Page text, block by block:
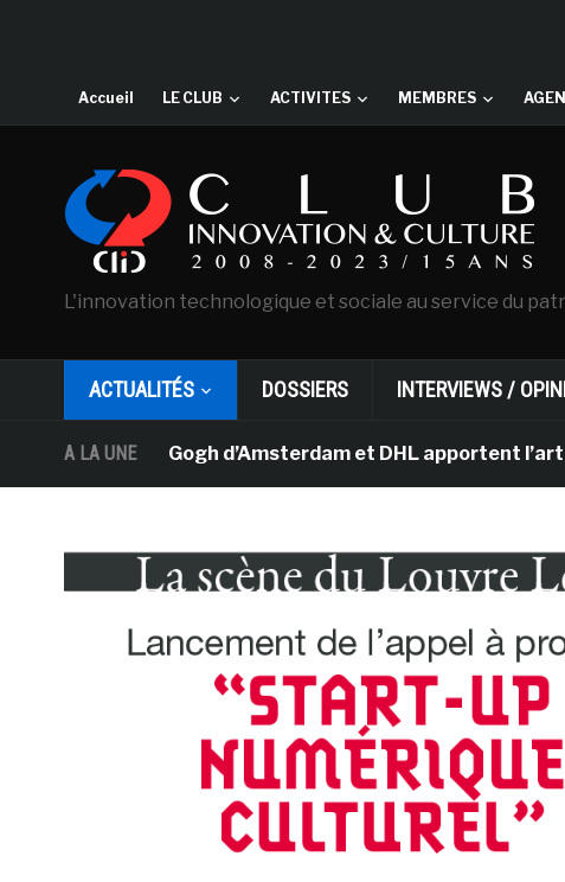
Accueil LE CLUB ACTIVITES MEMBRES
L'innovation technologique et sociale au service du
ACTUALITÉS DOSSIERS INTERVIEWS /
A LA UNE
Van Gogh d’Amsterdam et DHL apportent l’art dans